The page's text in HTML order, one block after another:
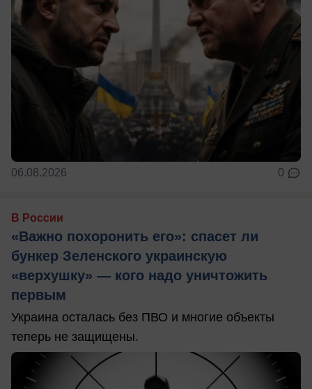
06.08.2026 0
В России
«Важно похоронить его»: спасет ли
бункер Зеленского украинскую
«верхушку» — кого надо уничтожить
первым
Украина осталась без ПВО и многие объекты
теперь не защищены.